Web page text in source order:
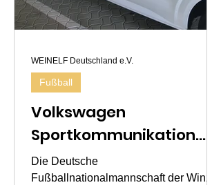
Volkswagen
Sportkommunikation
unterstützt die WEINELF
– Mobilität, Netzwerk
Die Deutsche
Fußballnationalmannschaft der Winzer
Fußball
WEINELF Deutschland e.V.